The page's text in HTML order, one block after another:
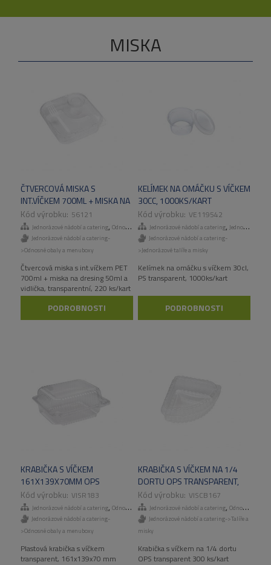
MISKA
ČTVERCOVÁ MISKA S
INT.VÍČKEM 700ML + MISKA NA
DRESING 50ML A VIDLIČKA,
220 KS/KART
56121
Jednorázové nádobí a catering, Odnosné obaly a menuboxy
Jednorázové nádobí a catering-
>Odnosné obaly a menuboxy
Čtvercová miska s int.víčkem PET
700ml + miska na dresing 50ml a
vidlička, transparentní, 220 ks/kart
PODROBNOSTI
KELÍMEK NA OMÁČKU S VÍČKEM
30CC, 1000KS/KART
VE119542
Jednorázové nádobí a catering, Jednorázové talíře a misky
Jednorázové nádobí a catering-
>Jednorázové talíře a misky
Kelímek na omáčku s víčkem 30cl,
PS transparent, 1000ks/kart
PODROBNOSTI
KRABIČKA S VÍČKEM
161X139X70MM OPS
TRANSPARENT, 300 KS/KART
VISR183
Jednorázové nádobí a catering, Odnosné obaly a menuboxy
Jednorázové nádobí a catering-
>Odnosné obaly a menuboxy
Plastová krabička s víčkem
transparent, 161x139x70 mm
KRABIČKA S VÍČKEM NA 1/4
DORTU OPS TRANSPARENT,
300 KS/KART VISCB167
Jednorázové nádobí a catering, Odnosné obaly a menuboxy
Jednorázové nádobí a catering->Talíře a
misky
Krabička s víčkem na 1/4 dortu
OPS transparent 300 ks/kart